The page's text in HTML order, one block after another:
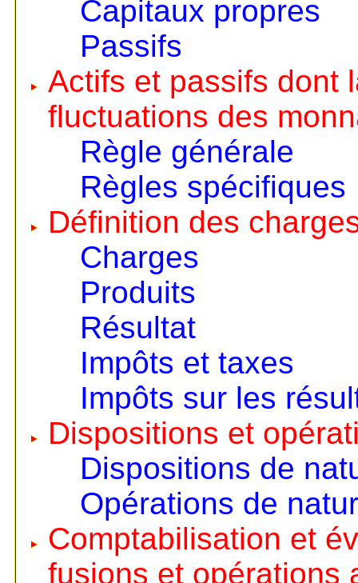
Capitaux propres
Passifs
Actifs et passifs dont
fluctuations des
Règle générale
Règles spécifiques
Définition des
Charges
Produits
Résultat
Impôts et taxes
Impôts sur les
Dispositions et
Dispositions de
Opérations de
Comptabilisation et
fusions et opérations